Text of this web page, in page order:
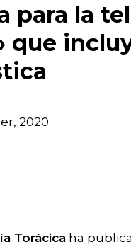
para la
que
2020
Torácica ha